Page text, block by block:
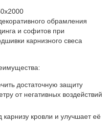
обрамления
и софитов при
карнизного свеса
достаточную защиту
от негативных воздействий
кровли и улучшает её